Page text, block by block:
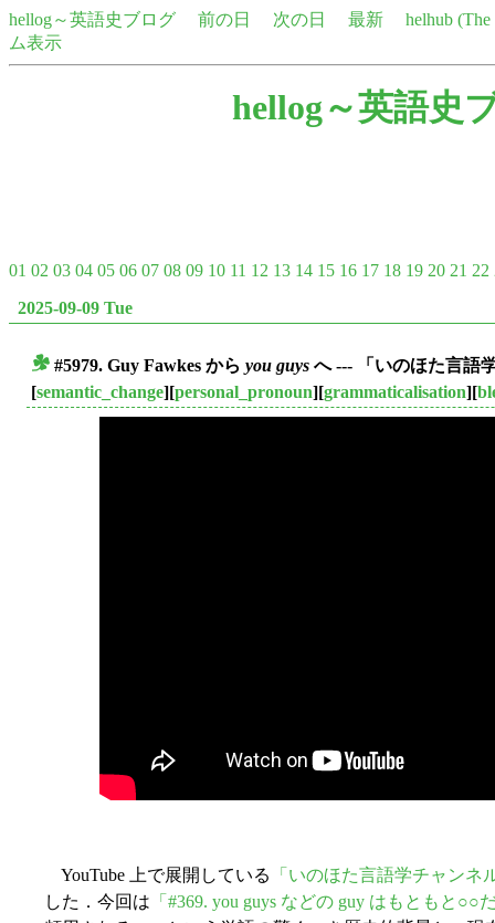
hellog～英語史ブログ 前の日 次の日 最新
helhub
ム表示
hellog～英語史
01 02 03 04 05 06 07 08 09 10 11 12 13 14 15 16 17 18 19 20 21 22
2025-09-09 Tue
#5979. Guy Fawkes から you guys へ --- 「いのほた言語
[semantic_change][personal_pronoun][grammaticalisation][
YouTube 上で展開している
「いのほた言語学チャンネ
した．今回は 「#369. you guys などの guy はもともと○○